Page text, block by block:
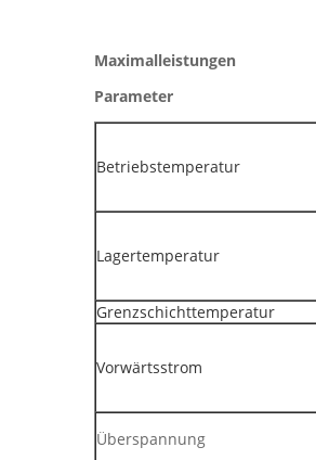
Maximalleistungen
Betriebstemperatur
Lagertemperatur
Grenzschichttemperatur
Vorwärtsstrom
Überspannung